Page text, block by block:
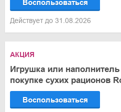
Воспользоваться
Действует до 31.08.2026
АКЦИЯ
Игрушка или
покупке сухих рационов
Воспользоваться